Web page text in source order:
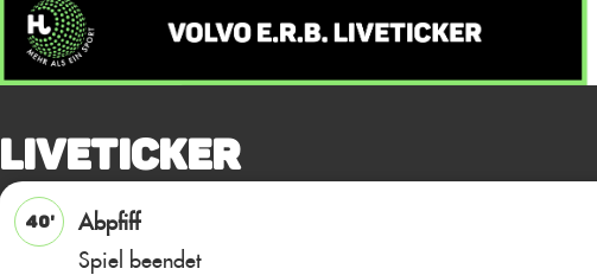
Liveticker
40'
Abpfiff
Spiel beendet